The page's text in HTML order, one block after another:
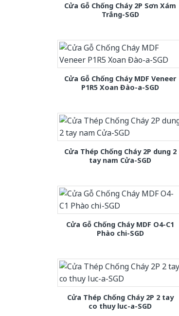
Cửa Gỗ Chống Cháy 2P Sơn Xám
Trắng-SGD
Cửa Gỗ Chống Cháy MDF Veneer
P1R5 Xoan Đào-a-SGD
Cửa Thép Chống Cháy 2P dung 2
tay nam Cửa-SGD
Cửa Gỗ Chống Cháy MDF O4-C1
Phào chi-SGD
Cửa Thép Chống Cháy 2P 2 tay
co thuy luc-a-SGD